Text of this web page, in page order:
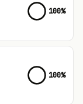
spécialité
chaudes,
100%
100%